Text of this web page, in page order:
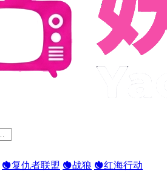
复仇者联盟 战狼 红海行动